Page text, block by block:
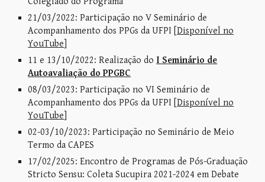
21/03/2022: Participação no V Seminário de
Acompanhamento dos PPGs da UFPI [Disponível no
YouTube
11 e 13/10/2022: Realização do I Seminário de
Autoavaliação do PPGBC
08/03/2023: Participação no VI Seminário de
Acompanhamento dos PPGs da UFPI [Disponível no
YouTube
02-03/10/2023: Participação no Seminário de Meio
Termo da CAPES
17/02/2025: Encontro de Programas de Pós-Graduação
Stricto Sensu: Coleta Sucupira 2021-2024 em Debate